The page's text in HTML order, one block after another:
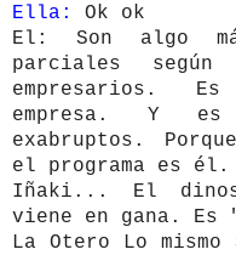
Ella:
Ok ok
El: Son algo
parciales
empresarios.
empresa. Y
exabruptos.
el programa es él.
Iñaki... El
viene en gana. Es
La Otero Lo